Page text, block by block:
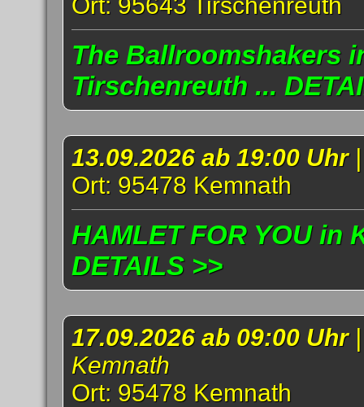
The Ballroomshakers
Tirschenreuth ...
13.09.2026 ab 19:00 Uhr
Ort: 95478 Kemnath
HAMLET FOR YOU in
DETAILS >>
17.09.2026 ab 09:00 Uhr
Kemnath
Ort: 95478 Kemnath